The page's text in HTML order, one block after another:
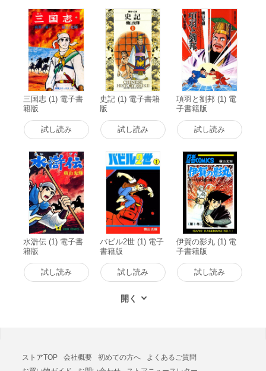
三国志 (1) 電子書
籍版
試し読み
史記 (1) 電子書籍
版
試し読み
項羽と劉邦 (1) 電
子書籍版
試し読み
水滸伝 (1) 電子書
籍版
試し読み
バビル2世 (1) 電子
書籍版
試し読み
伊賀の影丸 (1) 電
子書籍版
試し読み
ストアTOP 会社概要 初めての方へ
よくあるご質問